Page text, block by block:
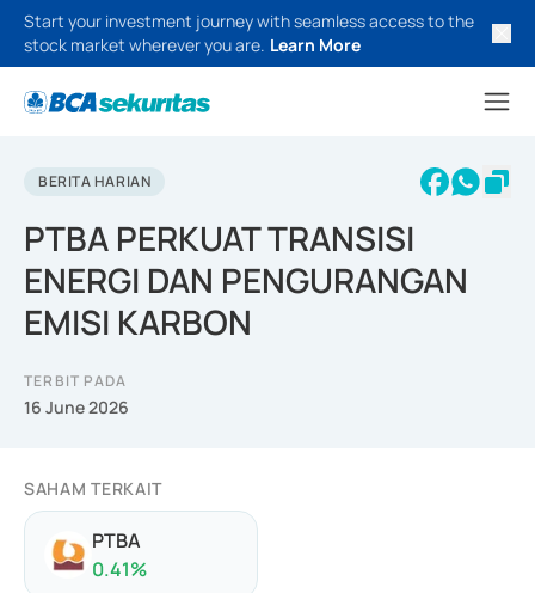
Start your investment journey with seamless access to the
stock market wherever you are. Learn More
BERITA HARIAN
PTBA PERKUAT TRANSISI
ENERGI DAN PENGURANGAN
EMISI KARBON
TERBIT PADA
16 June 2026
SAHAM TERKAIT
PTBA
0.41%